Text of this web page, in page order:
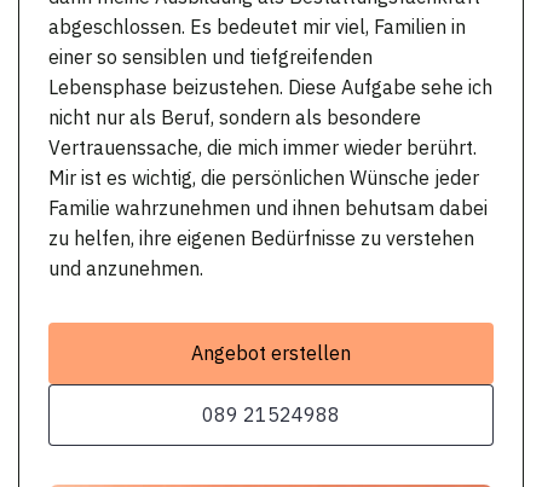
abgeschlossen. Es bedeutet mir viel, Familien in
einer so sensiblen und tiefgreifenden
Lebensphase beizustehen. Diese Aufgabe sehe ich
nicht nur als Beruf, sondern als besondere
Vertrauenssache, die mich immer wieder berührt.
Mir ist es wichtig, die persönlichen Wünsche jeder
Familie wahrzunehmen und ihnen behutsam dabei
zu helfen, ihre eigenen Bedürfnisse zu verstehen
und anzunehmen.
Angebot erstellen
089 21524988